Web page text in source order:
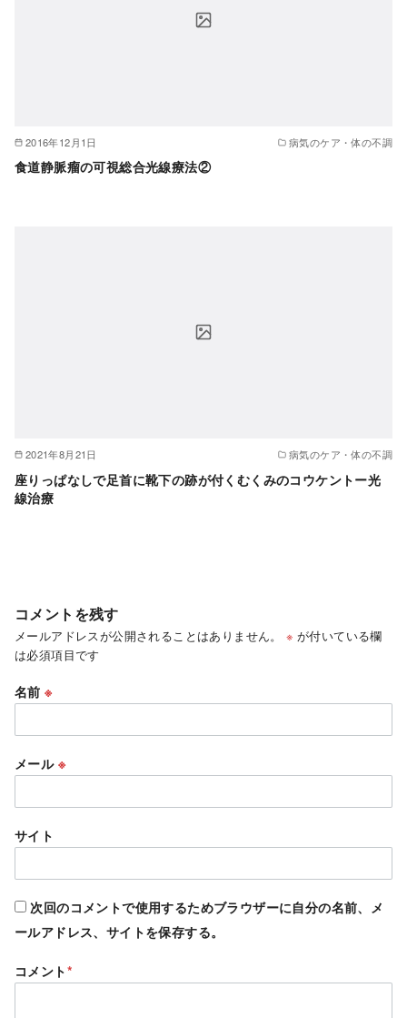
2016年12月1日 病気のケア・体の不調
食道静脈瘤の可視総合光線療法②
2021年8月21日 病気のケア・体の不調
座りっぱなしで足首に靴下の跡が付くむくみのコウケントー光
線治療
コメントを残す
メールアドレスが公開されることはありません。 ※ が付いている欄
は必須項目です
名前※
メール ※
サイト
次回のコメントで使用するためブラウザーに自分の名前、メ
ールアドレス、サイトを保存する。
コメント*